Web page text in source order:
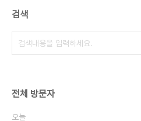
검색
전체 방문자
오늘